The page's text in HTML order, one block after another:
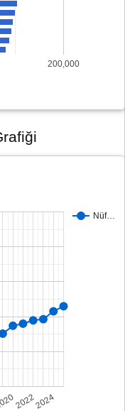
200,000
Nüf…
20222024